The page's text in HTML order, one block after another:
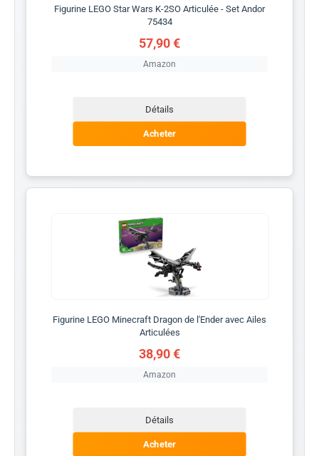
Figurine LEGO Star Wars K-2SO Articulée - Set Andor
75434
57,90 €
Amazon
Détails
Acheter
Figurine LEGO Minecraft Dragon de l'Ender avec Ailes
Articulées
38,90 €
Amazon
Détails
Acheter